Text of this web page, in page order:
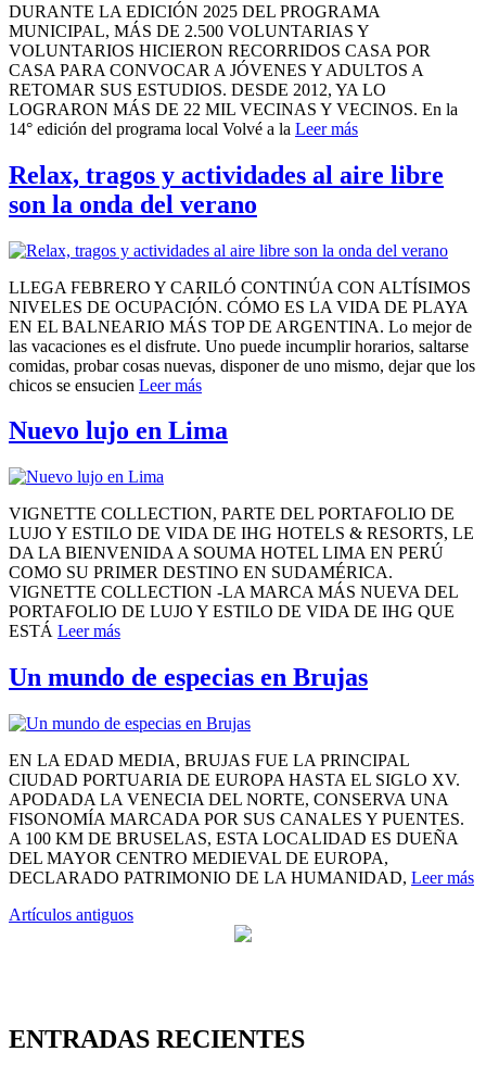
DURANTE LA EDICIÓN 2025 DEL PROGRAMA
MUNICIPAL, MÁS DE 2.500 VOLUNTARIAS Y
VOLUNTARIOS HICIERON RECORRIDOS CASA POR
CASA PARA CONVOCAR A JÓVENES Y ADULTOS A
RETOMAR SUS ESTUDIOS. DESDE 2012, YA LO
LOGRARON MÁS DE 22 MIL VECINAS Y VECINOS. En la
14° edición del programa local Volvé a la Leer más
Relax, tragos y actividades al aire libre
son la onda del verano
LLEGA FEBRERO Y CARILÓ CONTINÚA CON ALTÍSIMOS
NIVELES DE OCUPACIÓN. CÓMO ES LA VIDA DE PLAYA
EN EL BALNEARIO MÁS TOP DE ARGENTINA. Lo mejor de
las vacaciones es el disfrute. Uno puede incumplir horarios, saltarse
comidas, probar cosas nuevas, disponer de uno mismo, dejar que los
chicos se ensucien Leer más
Nuevo lujo en Lima
VIGNETTE COLLECTION, PARTE DEL PORTAFOLIO DE
LUJO Y ESTILO DE VIDA DE IHG HOTELS & RESORTS, LE
DA LA BIENVENIDA A SOUMA HOTEL LIMA EN PERÚ
COMO SU PRIMER DESTINO EN SUDAMÉRICA.
VIGNETTE COLLECTION -LA MARCA MÁS NUEVA DEL
PORTAFOLIO DE LUJO Y ESTILO DE VIDA DE IHG QUE
ESTÁ Leer más
Un mundo de especias en Brujas
EN LA EDAD MEDIA, BRUJAS FUE LA PRINCIPAL
CIUDAD PORTUARIA DE EUROPA HASTA EL SIGLO XV.
APODADA LA VENECIA DEL NORTE, CONSERVA UNA
FISONOMÍA MARCADA POR SUS CANALES Y PUENTES.
A 100 KM DE BRUSELAS, ESTA LOCALIDAD ES DUEÑA
DEL MAYOR CENTRO MEDIEVAL DE EUROPA,
DECLARADO PATRIMONIO DE LA HUMANIDAD, Leer más
Navegación
Artículos antiguos
ENTRADAS RECIENTES